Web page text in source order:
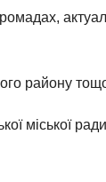
району
міської